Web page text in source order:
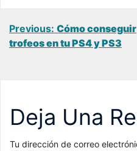
Navegación
entradas
Previous: Cómo conseguir
trofeos en tu PS4 y PS3
Deja Una
Tu dirección de correo